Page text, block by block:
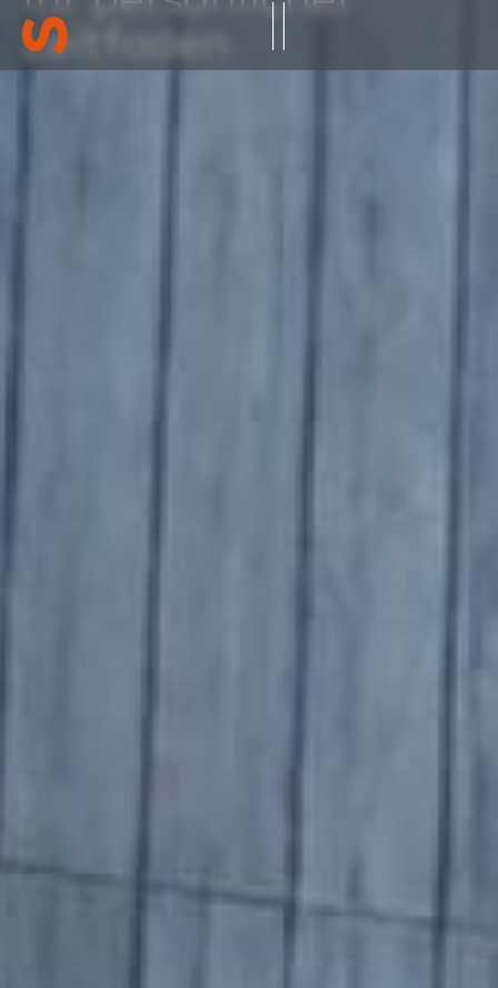
Leitfaden